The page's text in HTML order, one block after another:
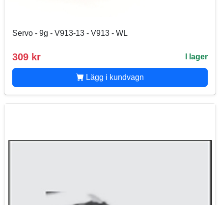
Servo - 9g - V913-13 - V913 - WL
309 kr I lager
Lägg i kundvagn